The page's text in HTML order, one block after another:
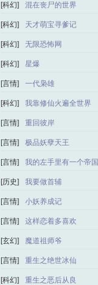
[科幻] 混在丧尸的世界
[科幻] 天才萌宝寻爹记
[科幻] 无限恐怖网
[科幻] 星爆
[言情] 一代枭雄
[科幻] 我靠修仙火遍全世界
[言情] 重回彼岸
[言情] 极品妖孽天王
[言情] 我的左手里有一个帝国
[历史] 我要做首辅
[言情] 小妖养成记
[言情] 这样恋着多喜欢
[玄幻] 魔道祖师爷
[言情] 重生之绝世冰仙
[科幻] 重生之恶后从良